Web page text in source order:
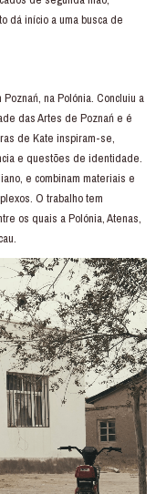
dá início a uma busca de
na Polónia. Concluiu a
das Artes de Poznań e é
de Kate inspiram-se,
e questões de identidade.
e combinam materiais e
O trabalho tem
os quais a Polónia, Atenas,